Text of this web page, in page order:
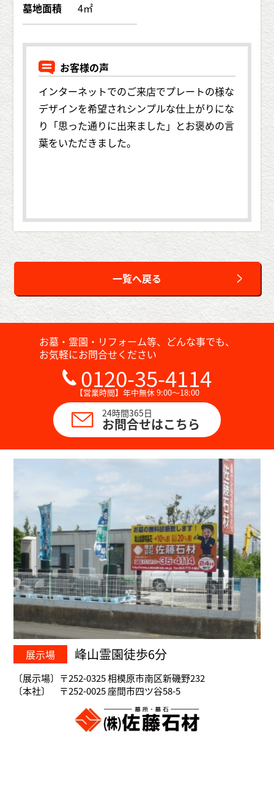
墓地面積 4㎡
お客様の声
インターネットでのご来店でプレートの様な
デザインを希望されシンプルな仕上がりにな
り「思った通りに出来ました」とお褒めの言
葉をいただきました。
一覧へ戻る
お墓・霊園・リフォーム等、どんな事でも、
お気軽にお問合せください
0120-35-4114
【営業時間】年中無休 9:00～18:00
24時間365日
お問合せはこちら
展示場 峰山霊園徒歩6分
〔展示場〕〒252-0325 相模原市南区新磯野232
〔本社〕 〒252-0025 座間市四ツ谷58-5